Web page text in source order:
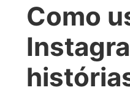
Como